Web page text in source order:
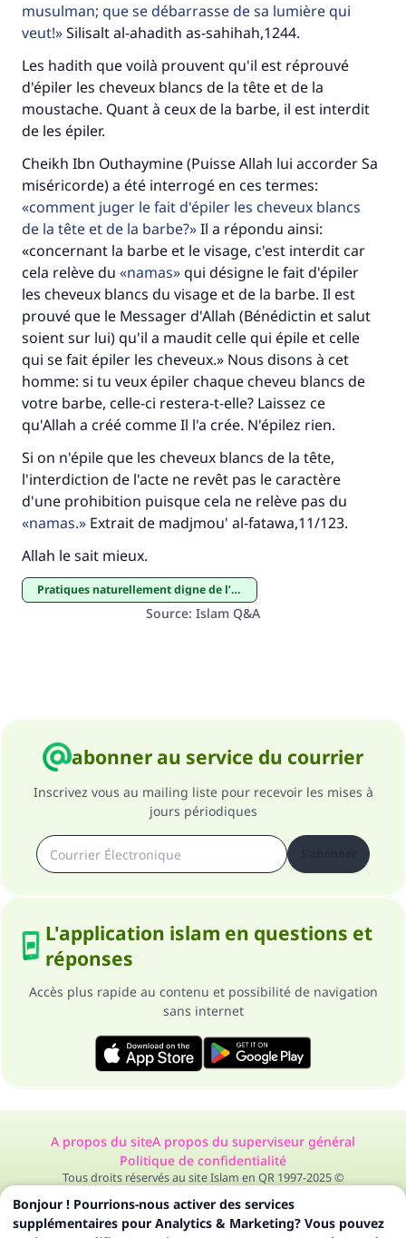
musulman; que se débarrasse de sa lumière qui
veut! Silisalt al-ahadith as-sahihah,1244.
Les hadith que voilà prouvent qu'il est réprouvé
d'épiler les cheveux blancs de la tête et de la
moustache. Quant à ceux de la barbe, il est interdit
de les épiler.
Cheikh Ibn Outhaymine (Puisse Allah lui accorder Sa
miséricorde) a été interrogé en ces termes:
comment juger le fait d'épiler les cheveux blancs
de la tête et de la barbe? Il a répondu ainsi:
«concernant la barbe et le visage, c'est interdit car
cela relève du
namas qui désigne le fait d'épiler
les cheveux blancs du visage et de la barbe. Il est
prouvé que le Messager d'Allah (Bénédictin et salut
soient sur lui) qu'il a maudit celle qui épile et celle
qui se fait épiler les cheveux.» Nous disons à cet
homme: si tu veux épiler chaque cheveu blancs de
votre barbe, celle-ci restera-t-elle? Laissez ce
qu'Allah a créé comme Il l'a crée. N'épilez rien.
Si on n'épile que les cheveux blancs de la tête,
l'interdiction de l'acte ne revêt pas le caractère
d'une prohibition puisque cela ne relève pas du
namas.
Extrait de madjmou' al-fatawa,11/123.
Allah le sait mieux.
pratiques naturellement digne de l’homme
Source: Islam Q&A
abonner au service du courrier
Inscrivez vous au mailing liste pour recevoir les mises à
jours périodiques
L'application islam en questions et
réponses
Accès plus rapide au contenu et possibilité de navigation
sans internet
A propos du siteA propos du superviseur général
Politique de confidentialité
Tous droits réservés au site Islam en QR 1997-2025 ©
Aidez nous à apporter des réponses.
"Celui qui indique une bonne action obtient la
même récompense que celui qui le fait."
(MOUSLIM 1893)
Soutenez IslamQA
Bonjour ! Pourrions-nous activer des services
supplémentaires pour Analytics & Marketing? Vous pouvez